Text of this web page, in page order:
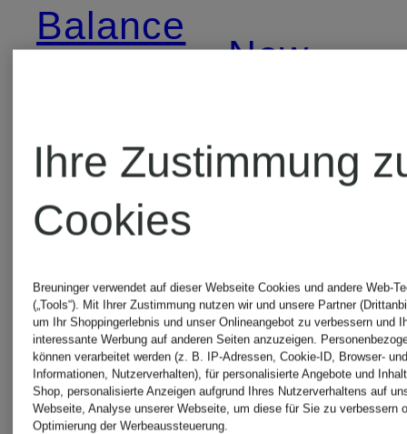
Balance
&
Sneaker
Gelbe
New
Balance
New
SALE
Damen
New
Ihre Zustimmung
Cookies
Breuninger verwendet auf dieser Webseite Cookies und andere Web-
(„Tools“). Mit Ihrer Zustimmung nutzen wir und unsere Partner
um Ihr Shoppingerlebnis und unser Onlineangebot zu verbessern und
interessante Werbung auf anderen Seiten anzuzeigen.
können verarbeitet werden (z. B. IP-Adressen, Cookie-ID, Browser-
Informationen, Nutzerverhalten), für personalisierte Angebote und
Shop, personalisierte Anzeigen aufgrund Ihres Nutzerverhaltens auf
Webseite, Analyse unserer Webseite, um diese für Sie zu verbessern
Optimierung der Werbeaussteuerung.